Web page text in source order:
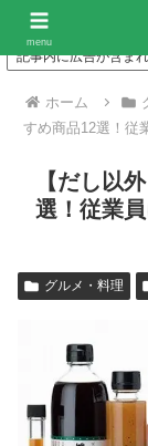
記事内に広告が含ま
ホーム
すめ商品12選！従
【だし以
選！従業
グルメ・料理
menu